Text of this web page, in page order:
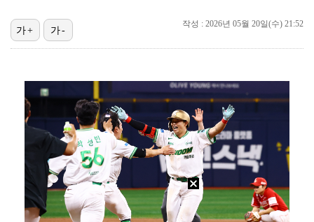
진세연, 전속계약 종료…FA 시장 나왔다 [공식]
대놓고 '심판 마사지'로 결재 받기도…최종 결재권자는 …
[ST포토] 정지효, 반가운 손인사
작성 : 2026년 05월 20일(수) 21:52
가+ 가-